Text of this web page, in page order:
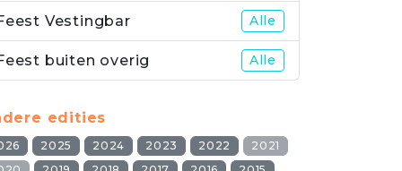
Vestingbar Alle
buiten overig Alle
edities
2025 2024 2023 2022
2021